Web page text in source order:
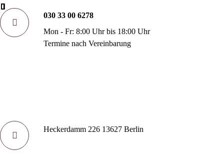
030 33 00 6278
Mon - Fr: 8:00 Uhr bis 18:00 Uhr
Termine nach Vereinbarung
Heckerdamm 226 13627 Berlin